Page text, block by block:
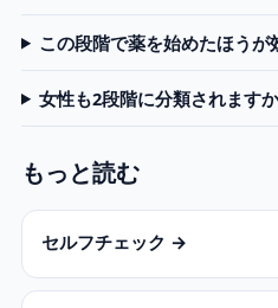
この段階で薬を始めたほうが
女性も2段階に分類されます
もっと読む
セルフチェック →